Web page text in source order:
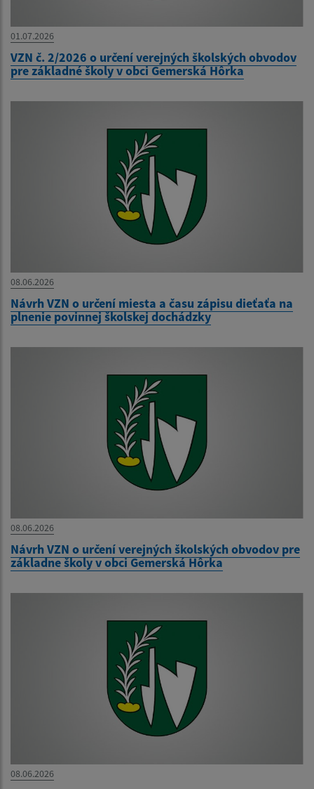
01.07.2026
VZN č. 2/2026 o určení verejných školských obvodov
pre základné školy v obci Gemerská Hôrka
08.06.2026
Návrh VZN o určení miesta a času zápisu dieťaťa na
plnenie povinnej školskej dochádzky
08.06.2026
Návrh VZN o určení verejných školských obvodov pre
základne školy v obci Gemerská Hôrka
08.06.2026